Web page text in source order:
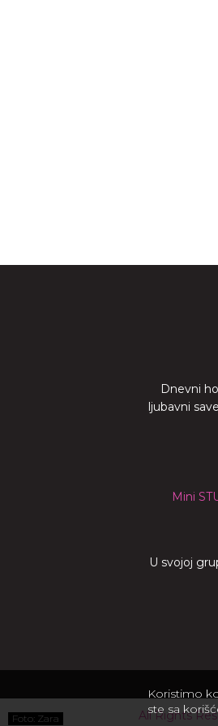
Foto: Zara
Foto: Zara
Foto: Zara
Foto: Zara
Foto: Zara
Foto: Zara
Foto: Zara
Foto: Zara
Foto: Zara
Foto: Zara
Foto: Zara
Foto: Zara
Foto: Zara
Dnevni
ljubavni
Mini
U svojoj
All Rights
Koristimo
ste sa